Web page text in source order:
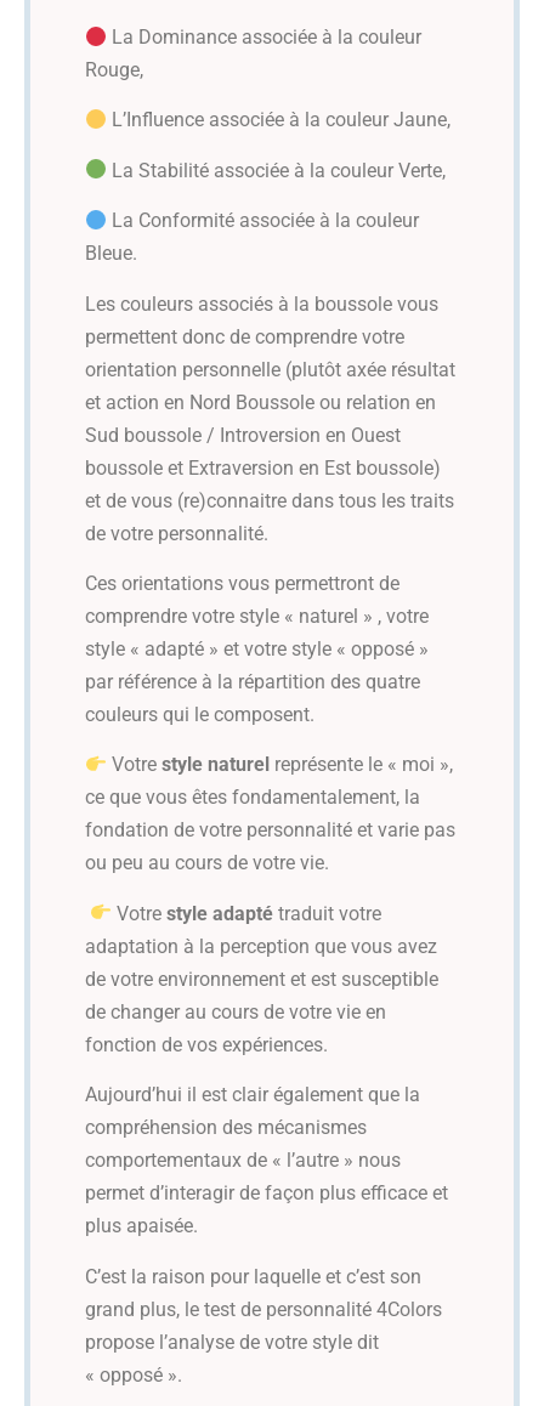
La Dominance associée à la couleur
Rouge,
L’Influence associée à la couleur Jaune,
La Stabilité associée à la couleur Verte,
La Conformité associée à la couleur
Bleue.
Les couleurs associés à la boussole vous
permettent donc de comprendre votre
orientation personnelle (plutôt axée résultat
et action en Nord Boussole ou relation en
Sud boussole / Introversion en Ouest
boussole et Extraversion en Est boussole)
et de vous (re)connaitre dans tous les traits
de votre personnalité.
Ces orientations vous permettront de
comprendre votre style « naturel » , votre
style « adapté » et votre style « opposé »
par référence à la répartition des quatre
couleurs qui le composent.
Votrestyle naturel représente le « moi »,
ce que vous êtes fondamentalement, la
fondation de votre personnalité et varie pas
ou peu au cours de votre vie.
Votrestyle adapté traduit votre
adaptation à la perception que vous avez
de votre environnement et est susceptible
de changer au cours de votre vie en
fonction de vos expériences.
Aujourd’hui il est clair également que la
compréhension des mécanismes
comportementaux de « l’autre » nous
permet d’interagir de façon plus efficace et
plus apaisée.
C’est la raison pour laquelle et c’est son
grand plus, le test de personnalité 4Colors
propose l’analyse de votre style dit
« opposé ».